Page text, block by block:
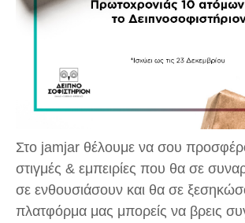
Στο jamjar θέλουμε να σου
στιγμές & εμπειρίες που θα σε
σε ενθουσιάσουν και θα σε
πλατφόρμα μας μπορείς να βρεις